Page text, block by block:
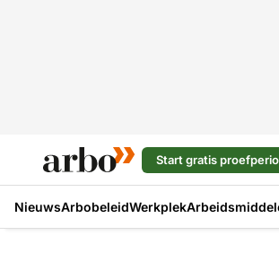
Start gratis
NieuwsArbobeleidWerkplek